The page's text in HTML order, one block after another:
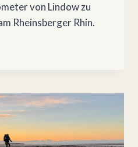
von Lindow zu
Rheinsberger Rhin.